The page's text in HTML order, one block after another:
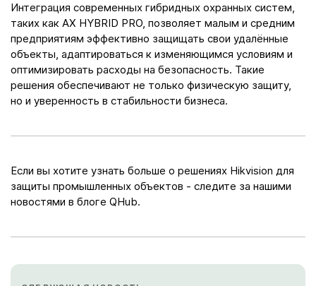
Интеграция современных гибридных охранных систем,
таких как AX HYBRID PRO, позволяет малым и средним
предприятиям эффективно защищать свои удалённые
объекты, адаптироваться к изменяющимся условиям и
оптимизировать расходы на безопасность. Такие
решения обеспечивают не только физическую защиту,
но и уверенность в стабильности бизнеса.​
Если вы хотите узнать больше о решениях Hikvision для
защиты промышленных объектов - следите за нашими
новостями в блоге QHub.